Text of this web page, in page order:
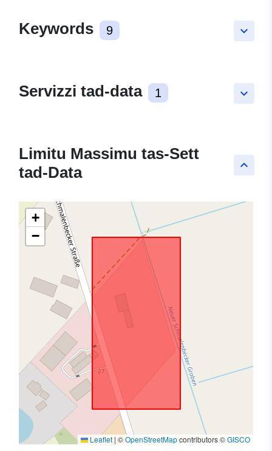
keyboard_arrow_down
Keywords 9
keyboard_arrow_down
Servizzi tad-data 1
keyboard_arrow_up
Limitu Massimu tas-Sett
tad-Data
+
−
Leaflet | ©OpenStreetMapcontributors ©GISCO